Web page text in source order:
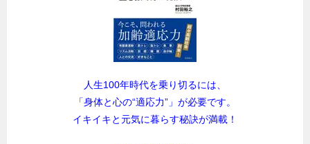
人生100年時代を乗り切るには、
「身体と心の“適応力”」が必要です。
イキイキと元気に暮らす秘訣が満載！